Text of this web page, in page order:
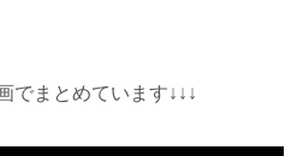
でまとめています↓↓↓